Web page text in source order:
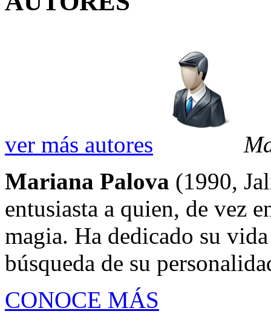
ver más autores
Mariana Palova (1990,
entusiasta a quien, de vez
magia. Ha dedicado su
búsqueda de su
CONOCE MÁS